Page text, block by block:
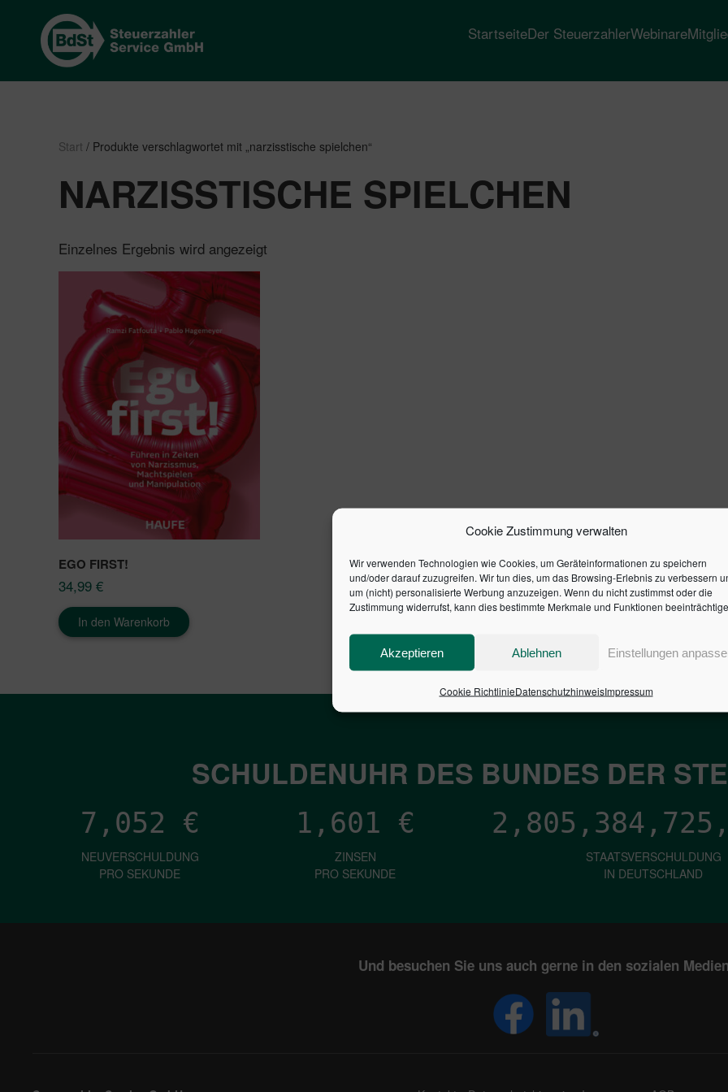
Cookie Zustimmung verwalten
Wir verwenden Technologien wie Cookies, um Geräteinformationen zu speichern
und/oder darauf zuzugreifen. Wir tun dies, um das Browsing-Erlebnis zu verbessern
um (nicht) personalisierte Werbung anzuzeigen. Wenn du nicht zustimmst oder die
Zustimmung widerrufst, kann dies bestimmte Merkmale und Funktionen
Akzeptieren Ablehnen Einstellungen
Cookie RichtlinieDatenschutzhinweisImpressum
StartseiteDer SteuerzahlerWebinare
Start / Produkte verschlagwortet mit „narzisstische spielchen“
NARZISSTISCHE SPIELCHEN
Einzelnes Ergebnis wird angezeigt
EGO FIRST!
34,99 €
In den Warenkorb
SCHULDENUHR DES BUNDES DER
7,052 €
NEUVERSCHULDUNG
PRO SEKUNDE
1,601 €
ZINSEN
PRO SEKUNDE
STAATSVERSCHULDUNG
IN DEUTSCHLAND
Und besuchen Sie uns auch gerne in den sozialen